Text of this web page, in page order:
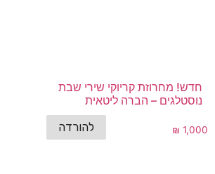
להורדה
חדש! מחרוזת קריוקי שירי שבת
נוסטלגים – הברה ליטאית
₪ 1,000